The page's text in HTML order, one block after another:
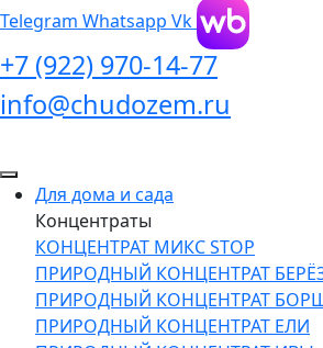
Telegram Whatsapp Vk
+7 (922) 970-14-77
info@chudozem.ru
Для дома и сада
Концентраты
КОНЦЕНТРАТ МИКС STOP
ПРИРОДНЫЙ КОНЦЕНТРАТ
ПРИРОДНЫЙ КОНЦЕНТРАТ
ПРИРОДНЫЙ КОНЦЕНТРАТ ЕЛИ